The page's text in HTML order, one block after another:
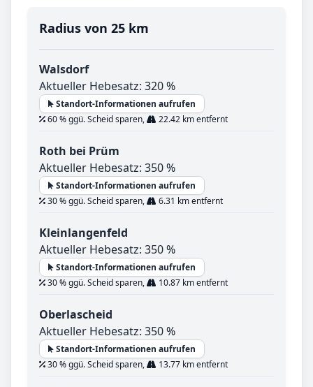
Radius von 25 km
Walsdorf
Aktueller Hebesatz: 320 %
Standort-Informationen aufrufen
60 % ggü. Scheid sparen,
22.42 km entfernt
Roth bei Prüm
Aktueller Hebesatz: 350 %
Standort-Informationen aufrufen
30 % ggü. Scheid sparen,
6.31 km entfernt
Kleinlangenfeld
Aktueller Hebesatz: 350 %
Standort-Informationen aufrufen
30 % ggü. Scheid sparen,
10.87 km entfernt
Oberlascheid
Aktueller Hebesatz: 350 %
Standort-Informationen aufrufen
30 % ggü. Scheid sparen,
13.77 km entfernt